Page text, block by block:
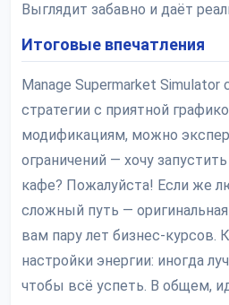
Выглядит забавно и даёт
Итоговые впечатления
Manage Supermarket Simulator
стратегии с приятной
модификациям, можно
ограничений — хочу
кафе? Пожалуйста! Если же
сложный путь —
вам пару лет бизнес-курсов.
настройки энергии: иногда
чтобы всё успеть. В общем,